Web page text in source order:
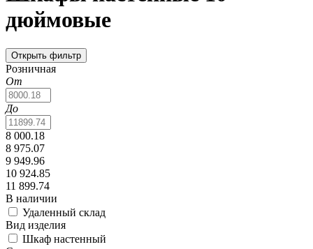
дюймовые
Открыть фильтр
Розничная
От
До
8 000.18
8 975.07
9 949.96
10 924.85
11 899.74
В наличии
Удаленный склад
Вид изделия
Шкаф настенный